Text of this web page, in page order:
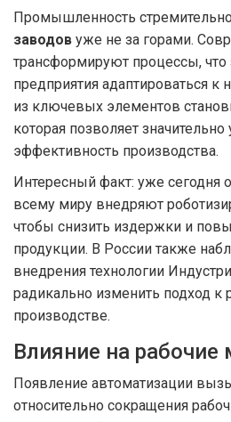
Промышленность
заводов уже не за горами.
трансформируют процессы, что
предприятия адаптироваться
из ключевых элементов
которая позволяет значительно
эффективность производства.
Интересный факт: уже сегодня
всему миру внедряют
чтобы снизить издержки и
продукции. В России также
внедрения технологии
радикально изменить подход к
производстве.
Влияние на рабочие
Появление автоматизации
относительно сокращения